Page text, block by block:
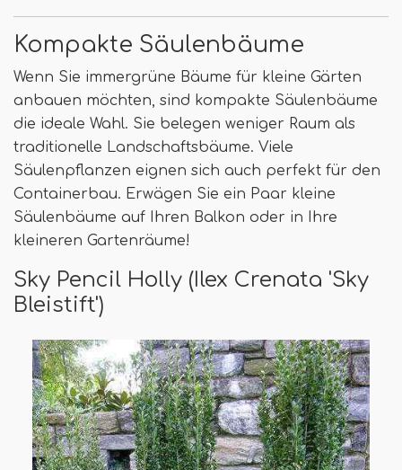
Kompakte Säulenbäume
Wenn Sie immergrüne Bäume für kleine Gärten
anbauen möchten, sind kompakte Säulenbäume
die ideale Wahl. Sie belegen weniger Raum als
traditionelle Landschaftsbäume. Viele
Säulenpflanzen eignen sich auch perfekt für den
Containerbau. Erwägen Sie ein Paar kleine
Säulenbäume auf Ihren Balkon oder in Ihre
kleineren Gartenräume!
Sky Pencil Holly (Ilex Crenata 'Sky
Bleistift')